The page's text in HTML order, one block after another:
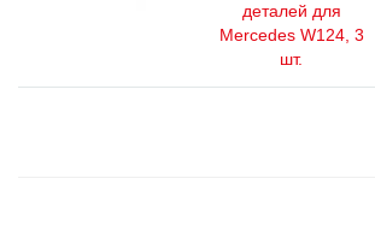
деталей для
Mercedes W124, 3
шт.